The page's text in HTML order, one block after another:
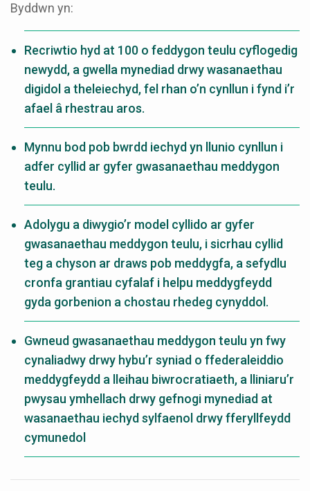
Byddwn yn:
Recriwtio hyd at 100 o feddygon teulu cyflogedig
newydd, a gwella mynediad drwy wasanaethau
digidol a theleiechyd, fel rhan o’n cynllun i fynd i’r
afael â rhestrau aros.
Mynnu bod pob bwrdd iechyd yn llunio cynllun i
adfer cyllid ar gyfer gwasanaethau meddygon
teulu.
Adolygu a diwygio’r model cyllido ar gyfer
gwasanaethau meddygon teulu, i sicrhau cyllid
teg a chyson ar draws pob meddygfa, a sefydlu
cronfa grantiau cyfalaf i helpu meddygfeydd
gyda gorbenion a chostau rhedeg cynyddol.
Gwneud gwasanaethau meddygon teulu yn fwy
cynaliadwy drwy hybu’r syniad o ffederaleiddio
meddygfeydd a lleihau biwrocratiaeth, a lliniaru’r
pwysau ymhellach drwy gefnogi mynediad at
wasanaethau iechyd sylfaenol drwy fferyllfeydd
cymunedol